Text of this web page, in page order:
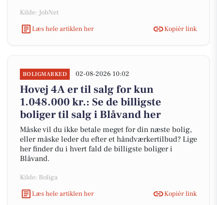
Kilde: JobNet
Læs hele artiklen her
Kopiér link
BOLIGMARKED 02-08-2026 10:02
Hovej 4A er til salg for kun
1.048.000 kr.: Se de billigste
boliger til salg i Blåvand her
Måske vil du ikke betale meget for din næste bolig,
eller måske leder du efter et håndværkertilbud? Lige
her finder du i hvert fald de billigste boliger i
Blåvand.
Kilde: Boliga
Læs hele artiklen her
Kopiér link